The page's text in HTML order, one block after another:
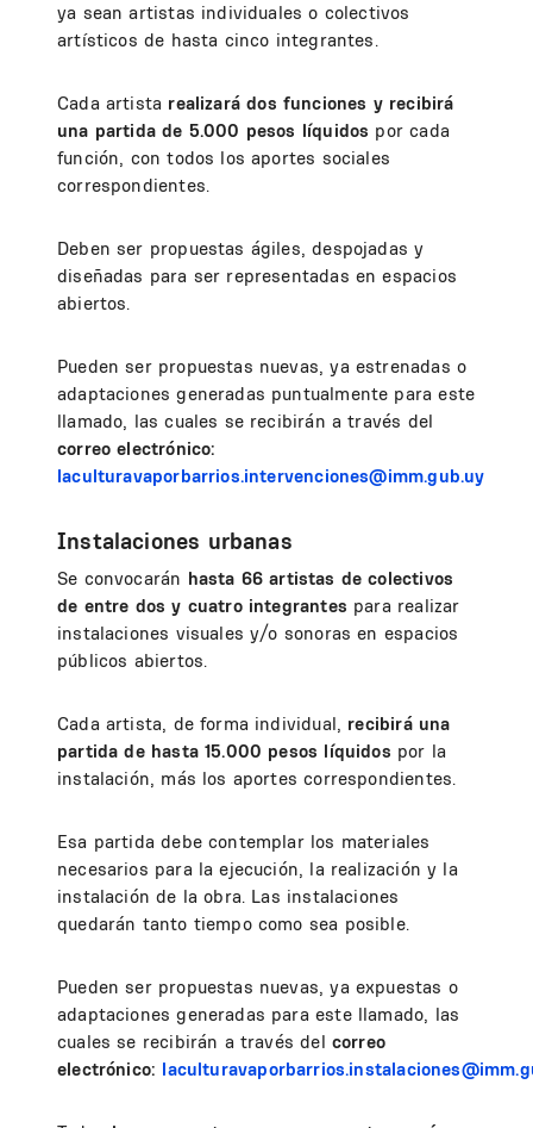
ya sean artistas individuales o colectivos
artísticos de hasta cinco integrantes.
Cada artista realizará dos funciones y recibirá
una partida de 5.000 pesos líquidos por cada
función, con todos los aportes sociales
correspondientes.
Deben ser propuestas ágiles, despojadas y
diseñadas para ser representadas en espacios
abiertos.
Pueden ser propuestas nuevas, ya estrenadas o
adaptaciones generadas puntualmente para este
llamado, las cuales se recibirán a través del
correo electrónico:
laculturavaporbarrios.intervenciones@imm.gub.uy
Instalaciones urbanas
Se convocarán hasta 66 artistas de colectivos
de entre dos y cuatro integrantes para realizar
instalaciones visuales y/o sonoras en espacios
públicos abiertos.
Cada artista, de forma individual, recibirá una
partida de hasta 15.000 pesos líquidos por la
instalación, más los aportes correspondientes.
Esa partida debe contemplar los materiales
necesarios para la ejecución, la realización y la
instalación de la obra. Las instalaciones
quedarán tanto tiempo como sea posible.
Pueden ser propuestas nuevas, ya expuestas o
adaptaciones generadas para este llamado, las
cuales se recibirán a través del correo
electrónico: